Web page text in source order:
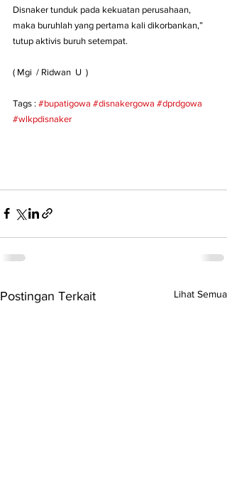
Disnaker tunduk pada kekuatan perusahaan,
maka buruhlah yang pertama kali dikorbankan,”
tutup aktivis buruh setempat.
( Mgi  / Ridwan  U  )
Tags : #bupatigowa #disnakergowa #dprdgowa
#wlkpdisnaker
Postingan Terkait Lihat Semua